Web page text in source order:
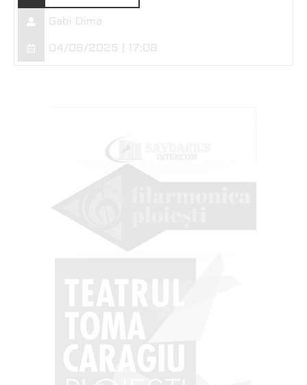
Gabi Dima
04/08/2025 | 17:08